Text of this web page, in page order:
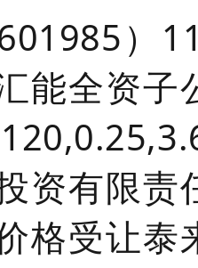
）
能全资子
资有限责
格受让泰